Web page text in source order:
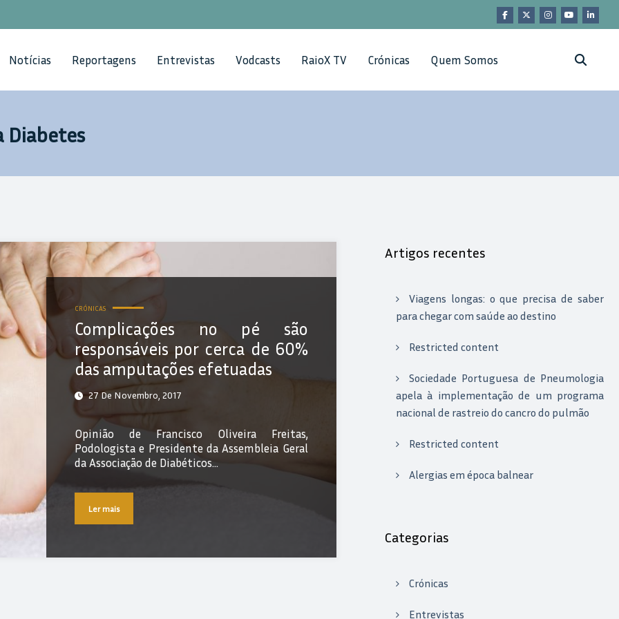
Notícias Reportagens Entrevistas Vodcasts RaioX TV Crónicas Quem Somos
Diabetes
efetuadas
CRÓNICAS
Complicações no pé são
responsáveis por cerca de 60%
das amputações efetuadas
27 De Novembro, 2017
Opinião de Francisco Oliveira Freitas,
Podologista e Presidente da Assembleia Geral
da Associação de Diabéticos…
Ler mais
Artigos recentes
Viagens longas: o que precisa de saber
para chegar com saúde ao destino
Restricted content
Sociedade Portuguesa de Pneumologia
apela à implementação de um programa
nacional de rastreio do cancro do pulmão
Restricted content
Alergias em época balnear
Categorias
Crónicas
Entrevistas